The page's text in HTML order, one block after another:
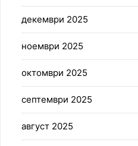
декември 2025
ноември 2025
октомври 2025
септември 2025
август 2025